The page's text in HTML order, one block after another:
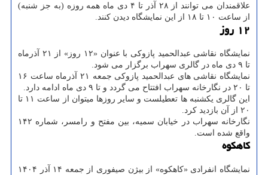
علاقمندان می توانند از ۲۸ آذر تا ۴ دی ماه همه روزه (به جز شنبه)
از ساعت ۱۰ تا ۱۸ از این نمایشگاه دیدن کنند.
۱۲ روز
نمایشگاه نقاشی عبدالحمید پازوکی با عنوان «۱۲ روز» از ۲۱ آذرماه
تا ۹ دی ماه در گالری سهراب برگزار می شود.
نمایشگاه نقاشی های عبدالحمید پازوکی جمعه ۲۱ آذرماه ساعت ۱۶
تا ۲۰ در نگارخانه سهراب افتتاح می گردد و تا ۹ دی ماه ادامه دارد.
این گالری یکشنبه ها تعطیلست و سایر روزها میتوان از ساعت ۱۱ تا
۲۰ از آن بازدید کرد.
نگارخانه سهراب در خیابان سمیه، بین مفتح و رامسر، شماره ۱۴۲
واقع شده است.
کاهکوه
نمایشگاه انفرادی «کاهکوه» از بیژن صیفوری از جمعه ۱۴ آذر ۱۴۰۴